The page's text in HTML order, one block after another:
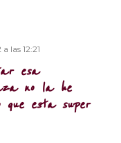
las 12:21
esa
no la he
que esta super